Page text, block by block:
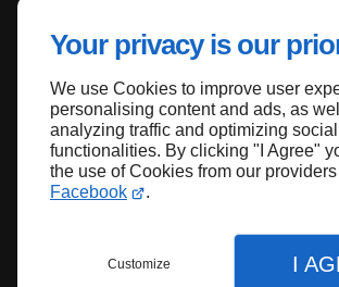
Your privacy is our
We use Cookies to improve user
personalising content and ads, as
analyzing traffic and optimizing
functionalities. By clicking "I Agree"
the use of Cookies from our providers
Facebook
.
Customize I
Haut de page